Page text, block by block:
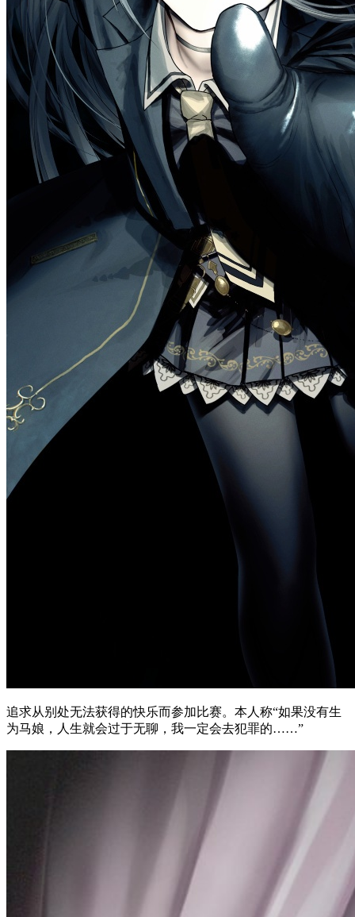
追求从别处无法获得的快乐而参加比赛。本人称“如果没有生
为马娘，人生就会过于无聊，我一定会去犯罪的……”